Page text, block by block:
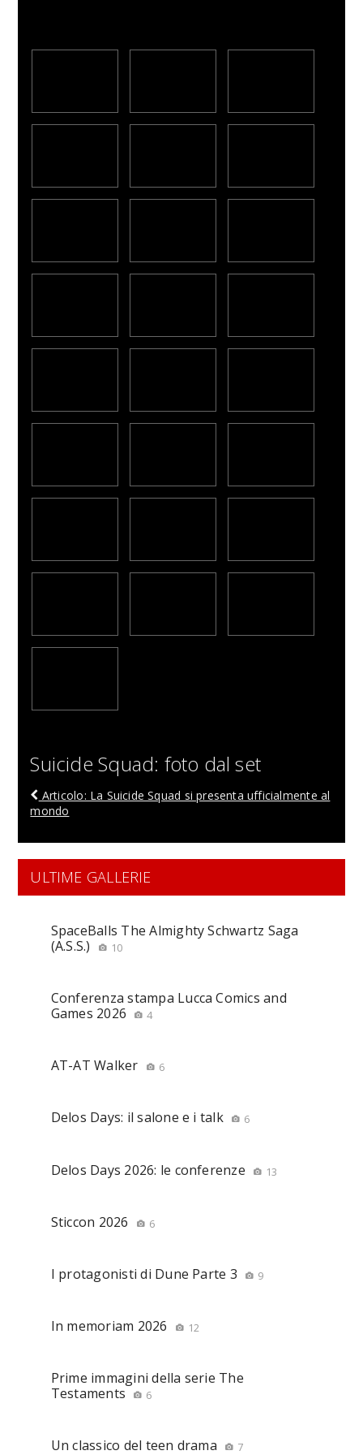
Suicide Squad: foto dal set
Articolo: La Suicide Squad si presenta ufficialmente al
mondo
ULTIME GALLERIE
SpaceBalls The Almighty Schwartz Saga
(A.S.S.)
10
Conferenza stampa Lucca Comics and
Games 2026
4
AT-AT Walker 6
Delos Days: il salone e i talk 6
Delos Days 2026: le conferenze 13
Sticcon 2026 6
I protagonisti di Dune Parte 3 9
In memoriam 2026 12
Prime immagini della serie The
Testaments
6
Un classico del teen drama 7